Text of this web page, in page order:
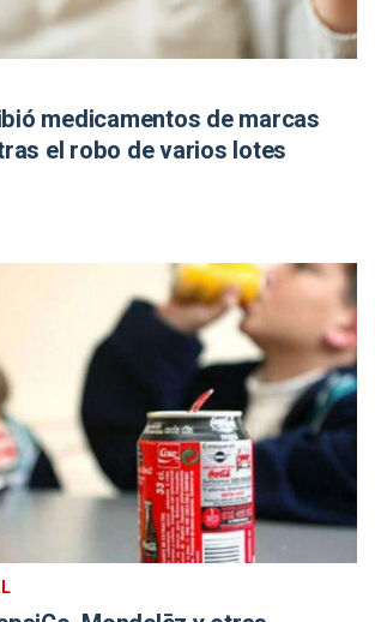
medicamentos de marcas
el robo de varios lotes